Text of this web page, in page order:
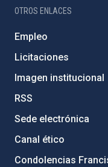
OTROS ENLACES
Empleo
Licitaciones
Imagen institucional
RSS
Sede electrónica
Canal ético
Condolencias